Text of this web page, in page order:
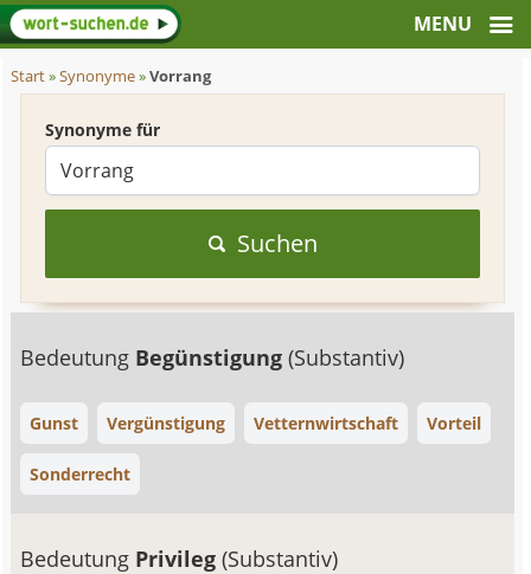
Start»Synonyme»Vorrang
Synonyme für
Suchen
Bedeutung Begünstigung(Substantiv)
Gunst Vergünstigung Vetternwirtschaft Vorteil
Sonderrecht
Bedeutung Privileg(Substantiv)